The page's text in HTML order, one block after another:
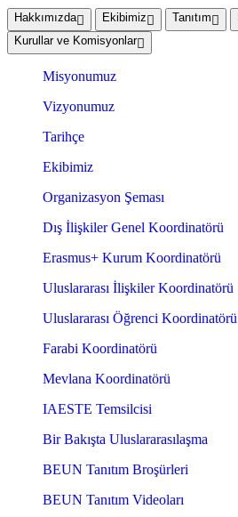
Hakkımızda Ekibimiz Tanıtım
Kurullar ve Komisyonlar
Misyonumuz
Vizyonumuz
Tarihçe
Ekibimiz
Organizasyon Şeması
Dış İlişkiler Genel Koordinatörü
Erasmus+ Kurum Koordinatörü
Uluslararası İlişkiler Koordinatörü
Uluslararası Öğrenci Koordinatörü
Farabi Koordinatörü
Mevlana Koordinatörü
IAESTE Temsilcisi
Bir Bakışta Uluslararasılaşma
BEUN Tanıtım Broşürleri
BEUN Tanıtım Videoları